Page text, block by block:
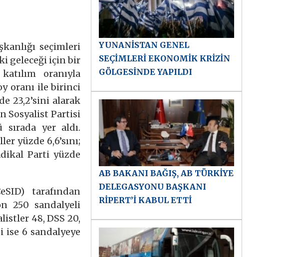
seçimleri
geleceği için bir
oranıyla
oranı ile birinci
23,2’sini alarak
Sosyalist Partisi
yer aldı.
yüzde 6,6’sını;
Parti yüzde
tarafından
250 sandalyeli
48, DSS 20,
6 sandalyeye
YUNANİSTAN GENEL
SEÇİMLERİ EKONOMİK KRİZİN
GÖLGESİNDE YAPILDI
AB BAKANI BAĞIŞ, AB TÜRKİYE
DELEGASYONU BAŞKANI
RİPERT’İ KABUL ETTİ